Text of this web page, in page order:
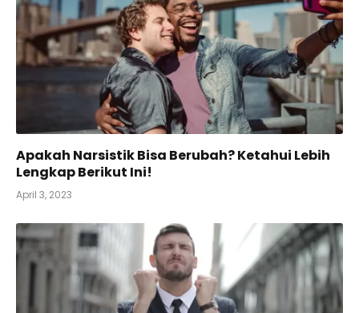
Apakah Narsistik Bisa Berubah? Ketahui Lebih
Lengkap Berikut Ini!
April 3, 2023